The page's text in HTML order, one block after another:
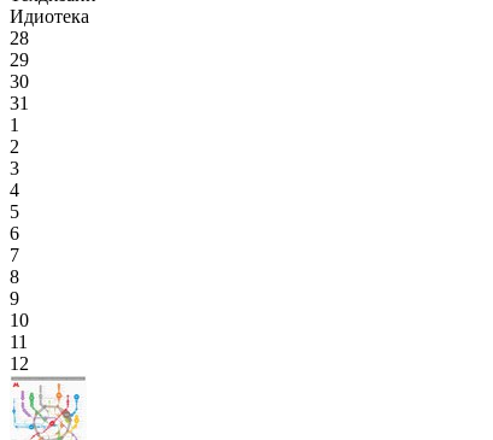
Идиотека
28
29
30
31
1
2
3
4
5
6
7
8
9
10
11
12